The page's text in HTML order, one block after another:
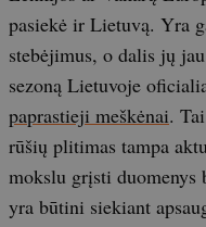
pasiekė ir Lietuvą. Yra
stebėjimus, o dalis jų
sezoną Lietuvoje
paprastieji meškėnai.
rūšių plitimas tampa
mokslu grįsti duomenys
yra būtini siekiant